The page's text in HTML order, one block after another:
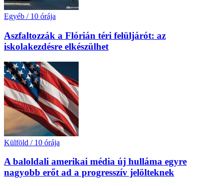
Egyéb / 10 órája
Aszfaltozzák a Flórián téri felüljárót: az
iskolakezdésre elkészülhet
Külföld / 10 órája
A baloldali amerikai média új hulláma egyre
nagyobb erőt ad a progresszív jelölteknek